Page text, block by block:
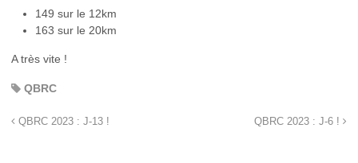
149 sur le 12km
163 sur le 20km
A très vite !
QBRC
QBRC 2023 : J-13 ! QBRC 2023 : J-6 !